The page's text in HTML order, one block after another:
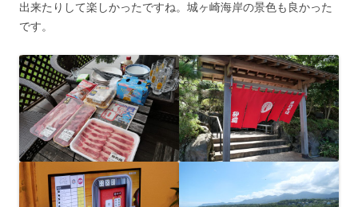
出来たりして楽しかったですね。城ヶ崎海岸の景色も良かった
です。